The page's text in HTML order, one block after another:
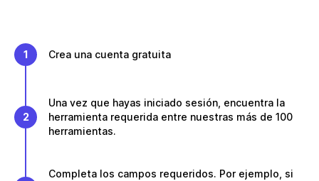
1 Crea una cuenta gratuita
2
Una vez que hayas iniciado sesión, encuentra la
herramienta requerida entre nuestras más de 100
herramientas.
Completa los campos requeridos. Por ejemplo, si